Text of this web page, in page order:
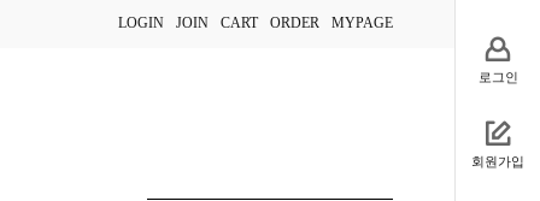
로그인
회원가입
LOGIN JOIN CART ORDER MYPAGE